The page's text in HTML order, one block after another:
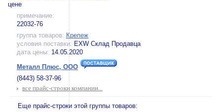
цене
примечание:
22032-76
группа товаров: Крепеж
условия поставки: EXW Склад Продавца
дата цены: 14.05.2020
Металл Плюс, ООО
(8443) 58-37-96
все прайс-строки компании...
Еще прайс-строки этой группы товаров: